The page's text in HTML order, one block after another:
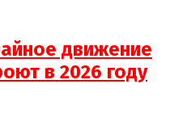
движение
в 2026 году